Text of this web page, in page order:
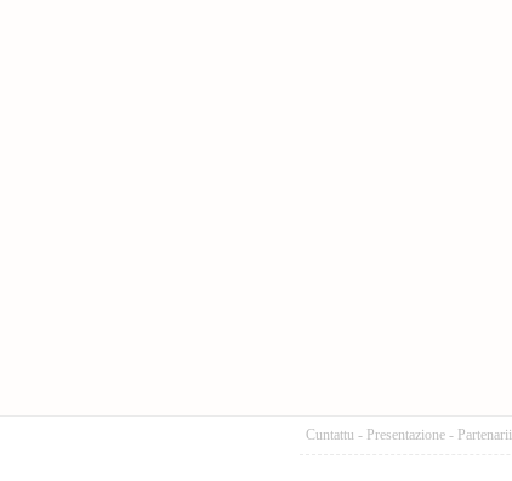
Cuntattu - Presentazione - Partenarii